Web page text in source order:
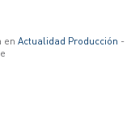
en Actualidad Producción -